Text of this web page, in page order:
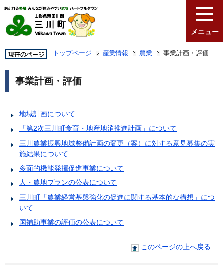
メニュー
トップページ 産業情報 農業 事業計画・評価
事業計画・評価
地域計画について
「第2次三川町食育・地産地消推進計画」について
三川農業振興地域整備計画の変更（案）に対する意見募集の実
施結果について
多面的機能発揮促進事業について
人・農地プランの公表について
三川町「農業経営基盤強化の促進に関する基本的な構想」につ
いて
国補助事業の評価の公表について
このページの上へ戻る